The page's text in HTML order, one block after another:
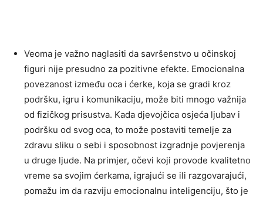
Veoma je važno naglasiti da savršenstvo u očinskoj
figuri nije presudno za pozitivne efekte. Emocionalna
povezanost između oca i ćerke, koja se gradi kroz
podršku, igru i komunikaciju, može biti mnogo važnija
od fizičkog prisustva. Kada djevojčica osjeća ljubav i
podršku od svog oca, to može postaviti temelje za
zdravu sliku o sebi i sposobnost izgradnje povjerenja
u druge ljude. Na primjer, očevi koji provode kvalitetno
vreme sa svojim ćerkama, igrajući se ili razgovarajući,
pomažu im da razviju emocionalnu inteligenciju, što je